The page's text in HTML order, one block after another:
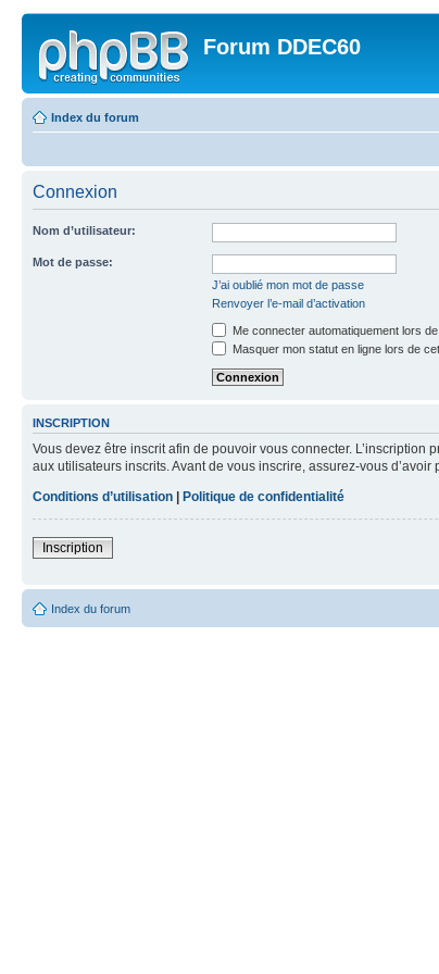
Forum DDEC60
Index du forum
Connexion
Nom d’utilisateur:
Mot de passe:
J’ai oublié mon mot de passe
Renvoyer l’e-mail d’activation
Me connecter automatiquement lors
Masquer mon statut en ligne lors de
INSCRIPTION
Vous devez être inscrit afin de pouvoir vous connecter.
aux utilisateurs inscrits. Avant de vous inscrire, assurez-vous
Conditions d’utilisation | Politique de confidentialité
Inscription
Index du forum